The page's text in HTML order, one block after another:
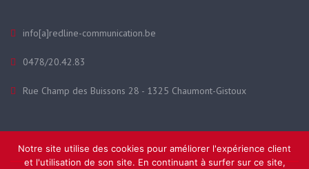
info[a]redline-communication.be
0478/20.42.83
Rue Champ des Buissons 28 - 1325 Chaumont-Gistoux
Notre site utilise des cookies pour améliorer l'expérience client
et l'utilisation de son site. En continuant à surfer sur ce site,